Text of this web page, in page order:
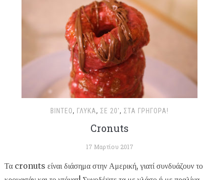
ΒΊΝΤΕΟ, ΓΛΥΚΆ, ΣΕ 20', ΣΤΑ ΓΡΉΓΟΡΑ!
Cronuts
17 Μαρτίου 2017
Τα cronuts είναι διάσημα στην Αμερική, γιατί συνδυάζουν το